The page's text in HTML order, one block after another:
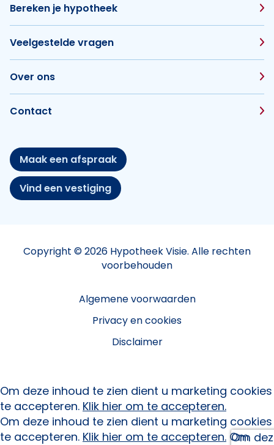
Bereken je hypotheek
Veelgestelde vragen
Over ons
Contact
Maak een afspraak
Vind een vestiging
Copyright © 2026 Hypotheek Visie. Alle rechten
voorbehouden
Algemene voorwaarden
Privacy en cookies
Disclaimer
Om
Om deze inhoud te zien dient u marketing cookies
te accepteren. Klik hier om te accepteren.
Om deze inhoud te zien dient u marketing cookies
te accepteren. Klik hier om te accepteren. Om